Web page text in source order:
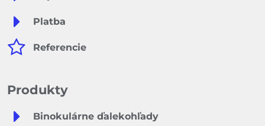
Platba
Referencie
Produkty
Binokulárne ďalekohľady